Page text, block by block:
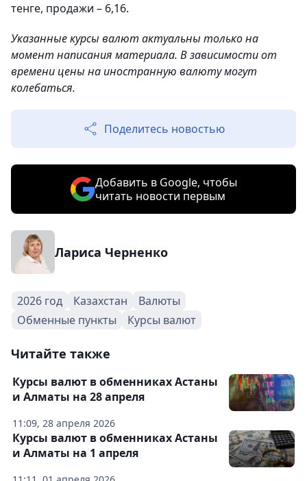
тенге, продажи – 6,16.
Указанные курсы валют актуальны только на
момент написания материала. В зависимости от
времени цены на иностранную валюту могут
колебаться.
Поделитесь новостью
Добавить в Google, чтобы
читать новости первым
Лариса Черненко
2026 год Казахстан
Валюты
Обменные пункты
Курсы валют
Читайте также
11:09, 28 апреля 2026
Курсы валют в обменниках Астаны
и Алматы на 28 апреля
Курсы валют в обменниках Астаны
и Алматы на 1 апреля